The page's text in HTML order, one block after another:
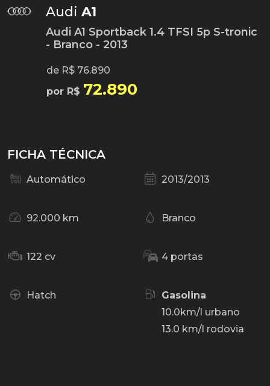
Audi A1
Audi A1 Sportback 1.4 TFSI 5p S-tronic
- Branco - 2013
de R$ 76.890
por R$ 72.890
FICHA TÉCNICA
Automático 2013/2013
92.000 km Branco
122 cv 4 portas
Hatch
Gasolina
10.0km/l urbano
13.0 km/l rodovia